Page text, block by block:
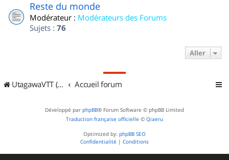
Reste du monde
Modérateur : Modérateurs des Forums
Sujets : 76
Aller
UtagawaVTT (Randos VTT et VTTAE avec traces GPS) Accueil forum
Développé par phpBB® Forum Software © phpBB Limited
Traduction française officielle © Qiaeru
Optimized by: phpBB SEO
Confidentialité | Conditions